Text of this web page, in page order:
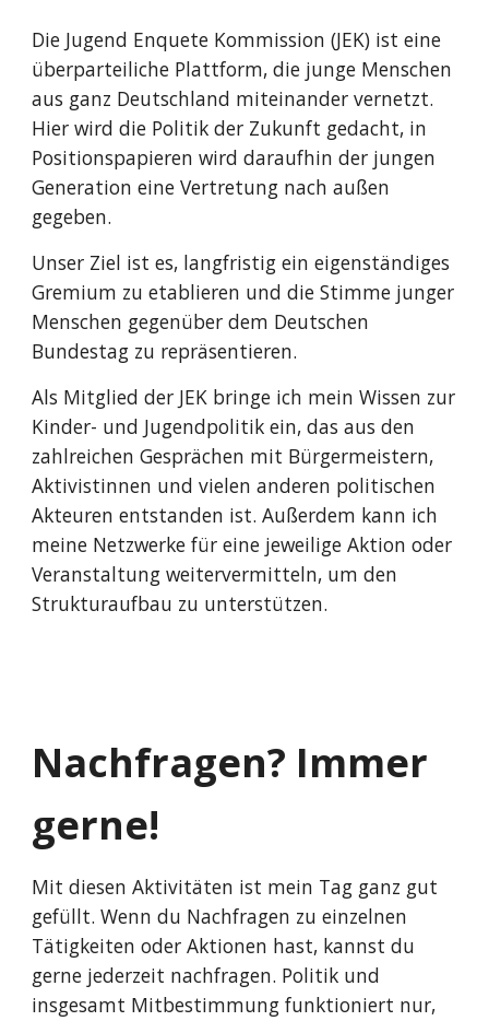
Die Jugend Enquete Kommission (JEK) ist eine
überparteiliche Plattform, die junge Menschen
aus ganz Deutschland miteinander vernetzt.
Hier wird die Politik der Zukunft gedacht, in
Positionspapieren wird daraufhin der jungen
Generation eine Vertretung nach außen
gegeben.
Unser Ziel ist es, langfristig ein eigenständiges
Gremium zu etablieren und die Stimme junger
Menschen gegenüber dem Deutschen
Bundestag zu repräsentieren.
Als Mitglied der JEK bringe ich mein Wissen zur
Kinder- und Jugendpolitik ein, das aus den
zahlreichen Gesprächen mit Bürgermeistern,
Aktivistinnen und vielen anderen politischen
Akteuren entstanden ist. Außerdem kann ich
meine Netzwerke für eine jeweilige Aktion oder
Veranstaltung weitervermitteln, um den
Strukturaufbau zu unterstützen.
Nachfragen? Immer
gerne!
Mit diesen Aktivitäten ist mein Tag ganz gut
gefüllt. Wenn du Nachfragen zu einzelnen
Tätigkeiten oder Aktionen hast, kannst du
gerne jederzeit nachfragen. Politik und
insgesamt Mitbestimmung funktioniert nur,